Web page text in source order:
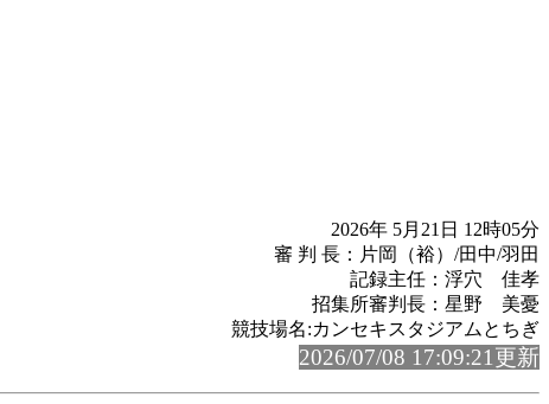
2026年 5月21日 12時05分
審 判 長：片岡（裕）/田中/羽田
記録主任：浮穴 佳孝
招集所審判長：星野 美憂
競技場名:カンセキスタジアムとちぎ
2026/07/08 17:09:21更新